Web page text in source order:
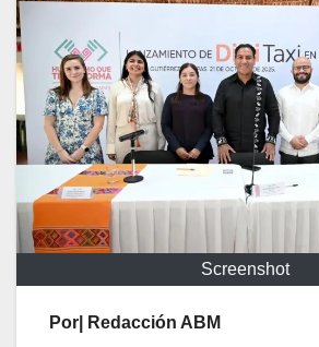
Screenshot
Por| Redacción ABM